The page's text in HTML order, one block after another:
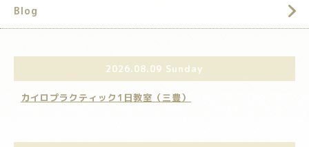
Blog
2026.08.09 Sunday
カイロプラクティック1日教室（三豊）